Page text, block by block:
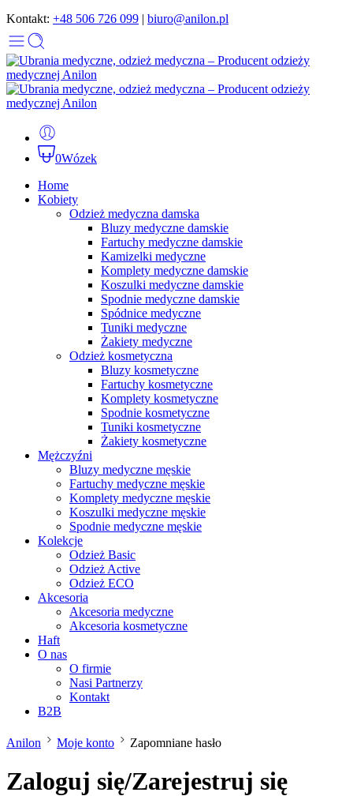
Kontakt: +48 506 726 099 | biuro@anilon.pl
0Wózek
Home
Kobiety
Odzież medyczna damska
Bluzy medyczne damskie
Fartuchy medyczne damskie
Kamizelki medyczne
Komplety medyczne damskie
Koszulki medyczne damskie
Spodnie medyczne damskie
Spódnice medyczne
Tuniki medyczne
Żakiety medyczne
Odzież kosmetyczna
Bluzy kosmetyczne
Fartuchy kosmetyczne
Komplety kosmetyczne
Spodnie kosmetyczne
Tuniki kosmetyczne
Żakiety kosmetyczne
Mężczyźni
Bluzy medyczne męskie
Fartuchy medyczne męskie
Komplety medyczne męskie
Koszulki medyczne męskie
Spodnie medyczne męskie
Kolekcje
Odzież Basic
Odzież Active
Odzież ECO
Akcesoria
Akcesoria medyczne
Akcesoria kosmetyczne
Haft
O nas
O firmie
Nasi Partnerzy
Kontakt
B2B
Anilon Moje konto Zapomniane hasło
Zaloguj się/Zarejestruj się